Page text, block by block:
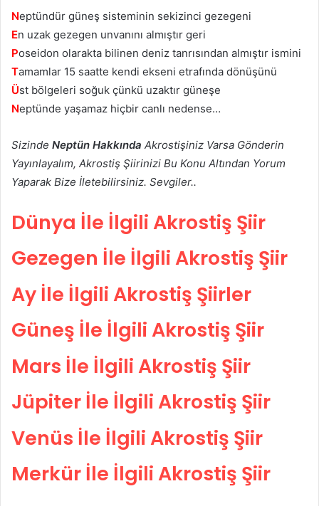
Neptündür güneş sisteminin sekizinci gezegeni
En uzak gezegen unvanını almıştır geri
Poseidon olarakta bilinen deniz tanrısından almıştır ismini
Tamamlar 15 saatte kendi ekseni etrafında dönüşünü
Üst bölgeleri soğuk çünkü uzaktır güneşe
Neptünde yaşamaz hiçbir canlı nedense…
Sizinde Neptün Hakkında Akrostişiniz Varsa Gönderin
Yayınlayalım, Akrostiş Şiirinizi Bu Konu Altından Yorum
Yaparak Bize İletebilirsiniz. Sevgiler..
Dünya İle İlgili Akrostiş Şiir
Gezegen İle İlgili Akrostiş Şiir
Ay İle İlgili Akrostiş Şiirler
Güneş İle İlgili Akrostiş Şiir
Mars İle İlgili Akrostiş Şiir
Jüpiter İle İlgili Akrostiş Şiir
Venüs İle İlgili Akrostiş Şiir
Merkür İle İlgili Akrostiş Şiir